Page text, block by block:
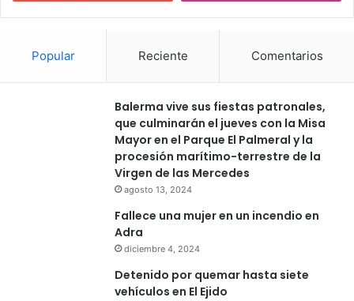
Popular Reciente Comentarios
Balerma vive sus fiestas patronales,
que culminarán el jueves con la Misa
Mayor en el Parque El Palmeral y la
procesión marítimo-terrestre de la
Virgen de las Mercedes
agosto 13, 2024
Fallece una mujer en un incendio en
Adra
diciembre 4, 2024
Detenido por quemar hasta siete
vehículos en El Ejido